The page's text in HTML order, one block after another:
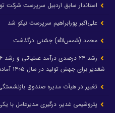
استاندار سابق اردبیل سرپرست شرکت
علی‌اکبر پورابراهیم سرپرست نیکو شد
محمد (شمس‌الله) جشنی درگذشت
شغدیر برای جهش تولید در سال ۱۴۰۵ آماده شد
تغییر در هیأت مدیره صندوق
پتروشیمی غدیر، درگیری مدیرعامل با